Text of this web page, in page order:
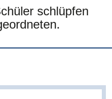
schlüpfen